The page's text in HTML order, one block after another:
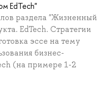
EdTech"
раздела "Жизненный
EdTech. Стратегии
эссе на тему
бизнес-
(на примере 1-2